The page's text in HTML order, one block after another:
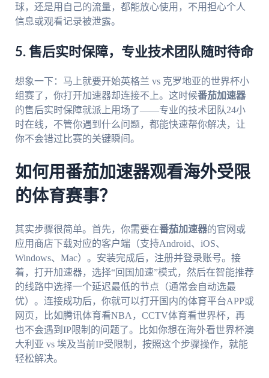
球，还是用自己的流量，都能放心使用，不用担心个人
信息或观看记录被泄露。
5. 售后实时保障，专业技术团队随时待命
想象一下：马上就要开始英格兰 vs 克罗地亚的世界杯小
组赛了，你打开加速器却连接不上。这时候番茄加速器
的售后实时保障就派上用场了——专业的技术团队24小
时在线，不管你遇到什么问题，都能快速帮你解决，让
你不会错过比赛的关键瞬间。
如何用番茄加速器观看海外受限
的体育赛事？
其实步骤很简单。首先，你需要在番茄加速器的官网或
应用商店下载对应的客户端（支持Android、iOS、
Windows、Mac）。安装完成后，注册并登录账号。接
着，打开加速器，选择“回国加速”模式，然后在智能推荐
的线路中选择一个延迟最低的节点（通常会自动选最
优）。连接成功后，你就可以打开国内的体育平台APP或
网页，比如腾讯体育看NBA，CCTV体育看世界杯，再
也不会遇到IP限制的问题了。比如你想在海外看世界杯澳
大利亚 vs 埃及当前IP受限制，按照这个步骤操作，就能
轻松解决。